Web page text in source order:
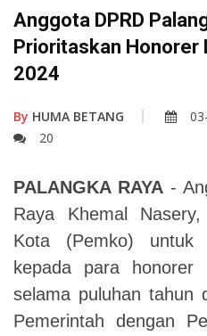
Anggota DPRD
Prioritaskan Honorer
2024
By HUMA BETANG
20
PALANGKA RAYA -
Raya Khemal
Kota (Pemko) untuk
kepada para honorer
selama puluhan tahun
Pemerintah dengan